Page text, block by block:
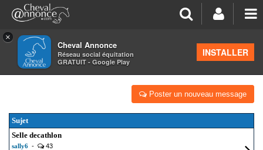
×
Cheval Annonce
Réseau social équitation
GRATUIT - Google Play
INSTALLER
ÉQUIPEMENTS
Poster un nouveau message
Sujet
Selle decathlon
sally6 -
43